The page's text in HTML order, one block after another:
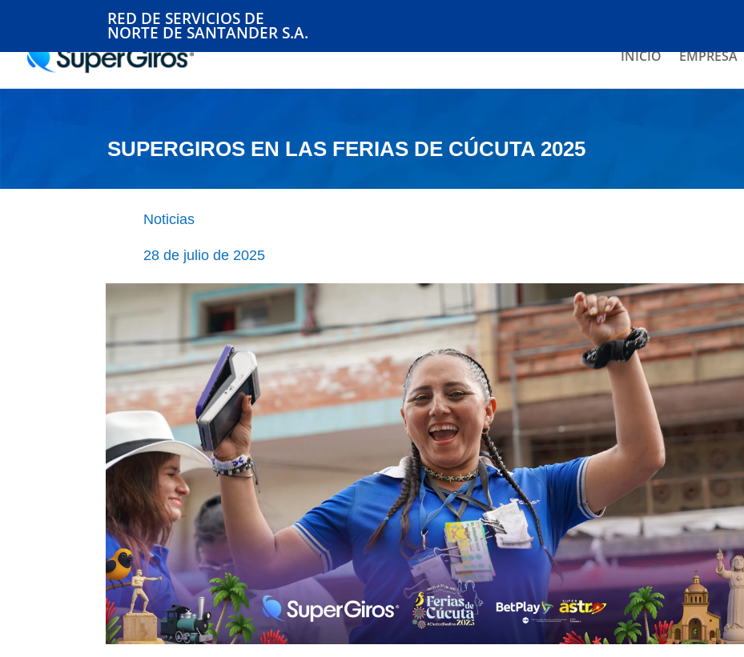
RED DE SERVICIOS DE
NORTE DE SANTANDER S.A.
INICIO EMPRESA
SUPERGIROS EN LAS FERIAS DE CÚCUTA 2025
Noticias
28 de julio de 2025